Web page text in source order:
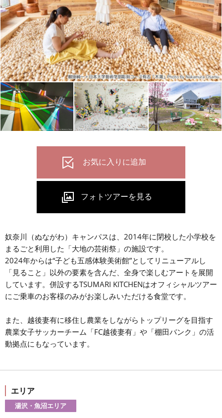
奴奈川（ぬながわ）キャンパスは、2014年に閉校した小学校を
まるごと利用した「大地の芸術祭」の施設です。
2024年からは“子ども五感体験美術館”としてリニューアルし
「見ること」以外の要素を含んだ、全身で楽しむアートを展開
しています。併設するTSUMARI KITCHENはオフィシャルツアー
にご乗車のお客様のみがお楽しみいただける食堂です。
また、越後妻有に移住し農業をしながらトップリーグを目指す
農業女子サッカーチーム「FC越後妻有」や「棚田バンク」の活
動拠点にもなっています。
エリア
湯沢・魚沼エリア